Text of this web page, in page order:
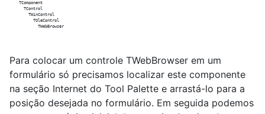
    TComponent
      TControl
        TWinControl
          TOleControl
Para colocar um controle TWebBrowser em um
formulário só precisamos localizar este componente
na seção Internet do Tool Palette e arrastá-lo para a
posição desejada no formulário. Em seguida podemos